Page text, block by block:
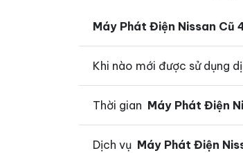
Máy Phát Điện Nissan Cũ
Khi nào mới được sử dụng
Thời gian Máy Phát Điện
Dịch vụ Máy Phát Điện